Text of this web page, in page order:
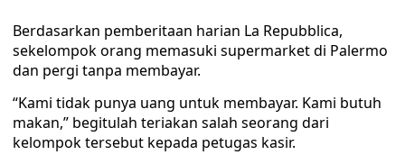
Berdasarkan pemberitaan harian La Repubblica,
sekelompok orang memasuki supermarket di Palermo
dan pergi tanpa membayar.
“Kami tidak punya uang untuk membayar. Kami butuh
makan,” begitulah teriakan salah seorang dari
kelompok tersebut kepada petugas kasir.